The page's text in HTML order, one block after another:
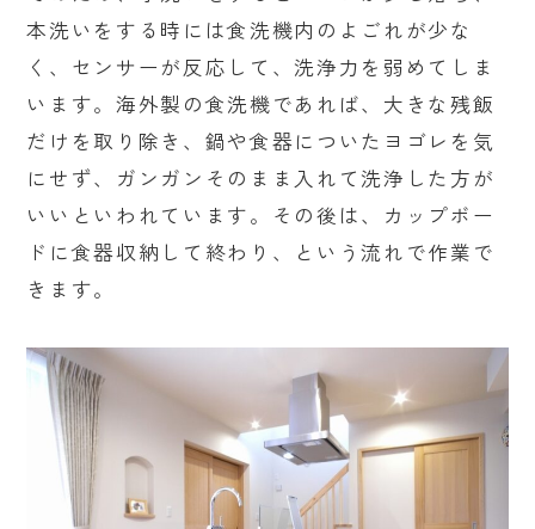
本洗いをする時には食洗機内のよごれが少な
く、センサーが反応して、洗浄力を弱めてしま
います。海外製の食洗機であれば、大きな残飯
だけを取り除き、鍋や食器についたヨゴレを気
にせず、ガンガンそのまま入れて洗浄した方が
いいといわれています。その後は、カップボー
ドに食器収納して終わり、という流れで作業で
きます。